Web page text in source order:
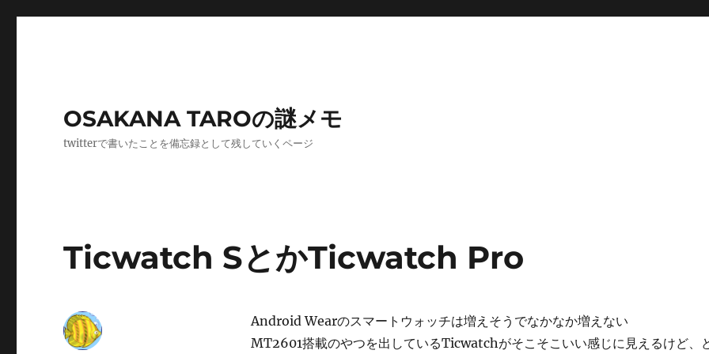
OSAKANA TAROの謎メモ
twitterで書いたことを備忘録として残していくページ
Ticwatch SとかTicwatch Pro
Android Wearのスマートウォッチは増えそうでなかなか増えない
MT2601搭載のやつを出しているTicwatchがそこそこいい感じに見えるけど、